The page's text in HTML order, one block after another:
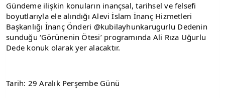
Gündeme ilişkin konuların inançsal, tarihsel ve felsefi
boyutlarıyla ele alındığı Alevi İslam İnanç Hizmetleri
Başkanlığı İnanç Önderi @kubilayhunkarugurlu Dedenin
sunduğu ‘Görünenin Ötesi’ programında Ali Rıza Uğurlu
Dede konuk olarak yer alacaktır.
Tarih: 29 Aralık Perşembe Günü